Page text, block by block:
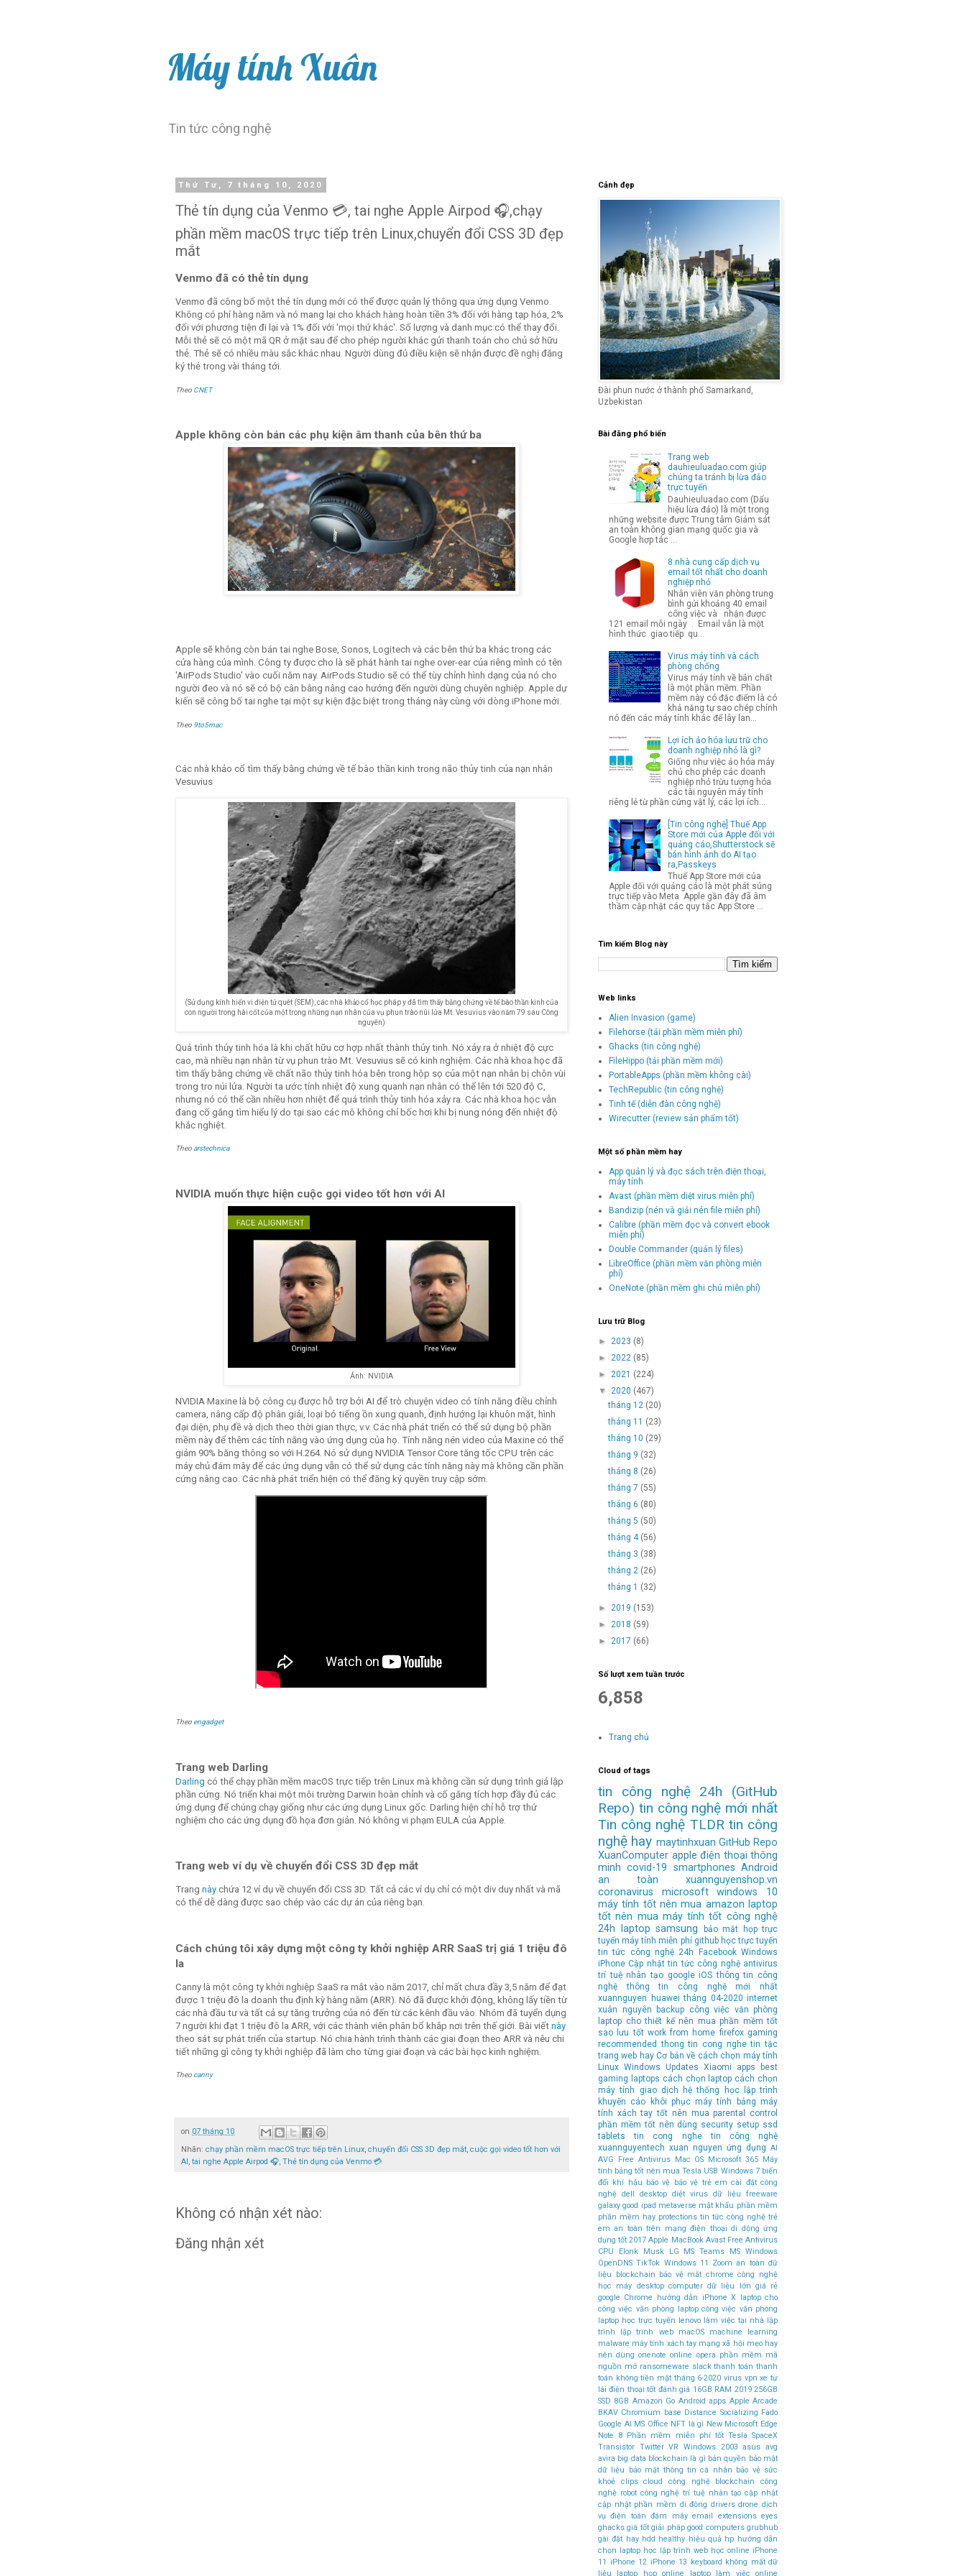
Máy tính Xuân
Tin tức công nghệ
Thứ Tư, 7 tháng 10, 2020
Thẻ tín dụng của Venmo 💳, tai nghe Apple Airpod 🎧,chạy
phần mềm macOS trực tiếp trên Linux,chuyển đổi CSS 3D đẹp
mắt
Venmo đã có thẻ tín dụng
Venmo đã công bố một thẻ tín dụng mới có thể được quản lý thông qua ứng dụng Venmo.
Không có phí hàng năm và nó mang lại cho khách hàng hoàn tiền 3% đối với hàng tạp hóa, 2%
đối với phương tiện đi lại và 1% đối với 'mọi thứ khác'. Số lượng và danh mục có thể thay đổi.
Mỗi thẻ sẽ có một mã QR ở mặt sau để cho phép người khác gửi thanh toán cho chủ sở hữu
thẻ. Thẻ sẽ có nhiều màu sắc khác nhau. Người dùng đủ điều kiện sẽ nhận được đề nghị đăng
ký thẻ trong vài tháng tới.
Theo CNET
Apple không còn bán các phụ kiện âm thanh của bên thứ ba
Apple sẽ không còn bán tai nghe Bose, Sonos, Logitech và các bên thứ ba khác trong các
cửa hàng của mình. Công ty được cho là sẽ phát hành tai nghe over-ear của riêng mình có tên
'AirPods Studio' vào cuối năm nay. AirPods Studio sẽ có thể tùy chỉnh hình dạng của nó cho
người đeo và nó sẽ có bộ cân bằng nâng cao hướng đến người dùng chuyên nghiệp. Apple dự
kiến ​​sẽ công bố tai nghe tại một sự kiện đặc biệt trong tháng này cùng với dòng iPhone mới.
Theo 9to5mac
Các nhà khảo cổ tìm thấy bằng chứng về tế bào thần kinh trong não thủy tinh của nạn nhân
Vesuvius
(Sử dụng kính hiển vi điện tử quét (SEM), các nhà khảo cổ học pháp y đã tìm thấy bằng chứng về tế bào thần kinh của
con người trong hài cốt của một trong những nạn nhân của vụ phun trào núi lửa Mt. Vesuvius vào năm 79 sau Công
nguyên)
Quá trình thủy tinh hóa là khi chất hữu cơ hợp nhất thành thủy tinh. Nó xảy ra ở nhiệt độ cực
cao, mà nhiều nạn nhân từ vụ phun trào Mt. Vesuvius sẽ có kinh nghiệm. Các nhà khoa học đã
tìm thấy bằng chứng về chất não thủy tinh hóa bên trong hộp sọ của một nạn nhân bị chôn vùi
trong tro núi lửa. Người ta ước tính nhiệt độ xung quanh nạn nhân có thể lên tới 520 độ C,
nhưng nó có thể cần nhiều hơn nhiệt để quá trình thủy tinh hóa xảy ra. Các nhà khoa học vẫn
đang cố gắng tìm hiểu lý do tại sao các mô không chỉ bốc hơi khi bị nung nóng đến nhiệt độ
khắc nghiệt.
Theo arstechnica
NVIDIA muốn thực hiện cuộc gọi video tốt hơn với AI
Ảnh: NVIDIA
NVIDIA Maxine là bộ công cụ được hỗ trợ bởi AI để trò chuyện video có tính năng điều chỉnh
camera, nâng cấp độ phân giải, loại bỏ tiếng ồn xung quanh, định hướng lại khuôn mặt, hình
đại diện, phụ đề và dịch theo thời gian thực, v.v. Các nhà phát triển có thể sử dụng bộ phần
mềm này để thêm các tính năng vào ứng dụng của họ. Tính năng nén video của Maxine có thể
giảm 90% băng thông so với H.264. Nó sử dụng NVIDIA Tensor Core tăng tốc CPU trên các
máy chủ đám mây để các ứng dụng vẫn có thể sử dụng các tính năng này mà không cần phần
cứng nâng cao. Các nhà phát triển hiện có thể đăng ký quyền truy cập sớm.
Theo engadget
Trang web Darling
Darling có thể chạy phần mềm macOS trực tiếp trên Linux mà không cần sử dụng trình giả lập
phần cứng. Nó triển khai một môi trường Darwin hoàn chỉnh và cố gắng tích hợp đầy đủ các
ứng dụng để chúng chạy giống như các ứng dụng Linux gốc. Darling hiện chỉ hỗ trợ thử
nghiệm cho các ứng dụng đồ họa đơn giản. Nó không vi phạm EULA của Apple.
Trang web ví dụ về chuyển đổi CSS 3D đẹp mắt
Trang này chứa 12 ví dụ về chuyển đổi CSS 3D. Tất cả các ví dụ chỉ có một div duy nhất và mã
có thể dễ dàng được sao chép vào các dự án của riêng bạn.
Cách chúng tôi xây dựng một công ty khởi nghiệp ARR SaaS trị giá 1 triệu đô
la
Canny là một công ty khởi nghiệp SaaS ra mắt vào năm 2017, chỉ mất chưa đầy 3,5 năm để đạt
được 1 triệu đô la doanh thu định kỳ hàng năm (ARR). Nó đã được khởi động, không lấy tiền từ
các nhà đầu tư và tất cả sự tăng trưởng của nó đến từ các kênh đầu vào. Nhóm đã tuyển dụng
7 người khi đạt 1 triệu đô la ARR, với các thành viên phân bổ khắp nơi trên thế giới. Bài viết này
theo sát sự phát triển của startup. Nó chia hành trình thành các giai đoạn theo ARR và nêu chi
tiết những gì công ty khởi nghiệp đã làm cho từng giai đoạn và các bài học kinh nghiệm.
Theo canny
on 07 tháng 10
Nhãn: chạy phần mềm macOS trực tiếp trên Linux, chuyển đổi CSS 3D đẹp mắt, cuộc gọi video tốt hơn với
AI, tai nghe Apple Airpod 🎧, Thẻ tín dụng của Venmo 💳
Không có nhận xét nào:
Đăng nhận xét
Cảnh đẹp
Đài phun nước ở thành phố Samarkand,
Uzbekistan
Bài đăng phổ biến
Trang web
dauhieuluadao.com giúp
chúng ta tránh bị lừa đảo
trực tuyến
Dauhieuluadao.com (Dấu
hiệu lừa đảo) là một trong
những website được Trung tâm Giám sát
an toàn không gian mạng quốc gia và
Google hợp tác ...
8 nhà cung cấp dịch vụ
email tốt nhất cho doanh
nghiệp nhỏ
Nhân viên văn phòng trung
bình gửi khoảng 40 email
công việc và nhận được
121 email mỗi ngày . Email vẫn là một
hình thức giao tiếp qu...
Virus máy tính và cách
phòng chống
Virus máy tính về bản chất
là một phần mềm. Phần
mềm này có đặc điểm là có
khả năng tự sao chép chính
nó đến các máy tính khác để lây lan...
Lợi ích ảo hóa lưu trữ cho
doanh nghiệp nhỏ là gì?
Giống như việc ảo hóa máy
chủ cho phép các doanh
nghiệp nhỏ trừu tượng hóa
các tài nguyên máy tính
riêng lẻ từ phần cứng vật lý, các lợi ích...
[Tin công nghệ] Thuế App
Store mới của Apple đối với
quảng cáo,Shutterstock sẽ
bán hình ảnh do AI tạo
ra,Passkeys
Thuế App Store mới của
Apple đối với quảng cáo là một phát súng
trực tiếp vào Meta Apple gần đây đã âm
thầm cập nhật các quy tắc App Store ...
Tìm kiếm Blog này
Web links
Alien Invasion (game)
Filehorse (tải phần mềm miễn phí)
Ghacks (tin công nghệ)
FileHippo (tải phần mềm mới)
PortableApps (phần mềm không cài)
TechRepublic (tin công nghệ)
Tinh tế (diễn đàn công nghệ)
Wirecutter (review sản phẩm tốt)
Một số phần mềm hay
App quản lý và đọc sách trên điện thoại,
máy tính
Avast (phần mềm diệt virus miễn phí)
Bandizip (nén và giải nén file miễn phí)
Calibre (phần mềm đọc và convert ebook
miễn phí)
Double Commander (quản lý files)
LibreOffice (phần mềm văn phòng miễn
phí)
OneNote (phần mềm ghi chú miễn phí)
Lưu trữ Blog
► 2023 (8)
► 2022 (85)
► 2021 (224)
▼ 2020 (467)
tháng 12 (20)
tháng 11 (23)
tháng 10 (29)
tháng 9 (32)
tháng 8 (26)
tháng 7 (55)
tháng 6 (80)
tháng 5 (50)
tháng 4 (56)
tháng 3 (38)
tháng 2 (26)
tháng 1 (32)
► 2019 (153)
► 2018 (59)
► 2017 (66)
Số lượt xem tuần trước
6,858
Trang chủ
Cloud of tags
tin công nghệ 24h
(GitHub
Repo) tin công nghệ mới nhất
Tin công nghệ TLDR tin công
nghệ hay maytinhxuan GitHub Repo
XuanComputer apple điện thoại thông
minh covid-19 smartphones Android
an toàn
xuannguyenshop.vn
coronavirus
microsoft
windows 10
máy tính tốt nên mua amazon laptop
tốt nên mua máy tính tốt công nghệ
24h
laptop samsung bảo mật
họp trực
tuyến máy tính miễn phí github học trực tuyến
tin tức công nghệ 24h Facebook Windows
iPhone Cập nhật tin tức công nghệ antivirus
trí tuệ nhân tạo google iOS thông tin công
nghệ
thông tin công nghệ mới nhất
xuannguyen
huawei tháng 04-2020 internet
xuân nguyên
backup công việc văn phòng
laptop cho thiết kế nên mua phần mềm tốt
sao lưu tốt work from home firefox gaming
recommended thong tin cong nghe tin tặc
trang web hay Cơ bản về cách chọn máy tính
Linux Windows Updates Xiaomi apps
best
gaming laptops cách chọn laptop cách chọn
máy tính
giao dịch hệ thống
học lập trình
khuyến cáo
khôi phục máy tính bảng máy
tính xách tay tốt nên mua parental control
phần mềm tốt nên dùng security setup ssd
tablets
tin cong nghe
tin công nghệ
xuannguyentech xuan nguyen ứng dụng AI
AVG Free Antivirus Mac OS Microsoft 365 Máy
tính bảng tốt nên mua Tesla USB Windows 7 biến
đổi khí hậu bảo vệ bảo vệ trẻ em cài đặt công
nghệ dell desktop diệt virus dữ liệu
freeware
galaxy good ipad metaverse mật khẩu phần mềm
phần mềm hay protections tin tức công nghệ trẻ
em an toàn trên mạng điện thoại di dộng ứng
dụng tốt 2017 Apple MacBook Avast Free Antivirus
CPU
Elonk Musk LG MS Teams
MS Windows
OpenDNS TikTok Windows 11 Zoom an toàn dữ
liệu
blockchain bảo vệ mắt chrome công nghệ
học máy desktop computer dữ liệu lớn giá rẻ
google Chrome
hướng dẫn iPhone X laptop cho
công việc văn phòng laptop công việc văn phòng
laptop học trực tuyến lenovo làm việc tại nhà lập
trình
lập trình web macOS
machine learning
malware máy tính xách tay mạng xã hội mẹo hay
nên dùng onenote online opera phần mềm mã
nguồn mở ransomeware slack thanh toán thanh
toán không tiền mặt tháng 6-2020 virus vpn xe tự
lái điện thoại tốt đánh giá 16GB RAM 2019 256GB
SSD 8GB Amazon Go Android apps Apple Arcade
BKAV Chromium base Distance Socializing Fado
Google AI MS Office NFT là gì New Microsoft Edge
Note 8 Phần mềm miễn phí tốt Tesla SpaceX
Transistor Twitter VR Windows 2003 asus avg
avira big data blockchain là gì bản quyền bảo mật
dữ liệu
bảo mật thông tin cá nhân bảo vệ sức
khoẻ
clips cloud công nghệ blockchain
công
nghệ robot công nghệ trí tuệ nhân tạo cập nhật
cập nhật phần mềm di động drivers drone dịch
vụ điện toán đám mây email extensions eyes
ghacks giá tốt giải pháp good computers grubhub
gài đặt hay hdd healthy hiệu quả hp hướng dẫn
chọn laptop học lập trình web học online iPhone
11
iPhone 12 iPhone 13 keyboard không mất dữ
liệu
laptop họp online laptop làm việc online